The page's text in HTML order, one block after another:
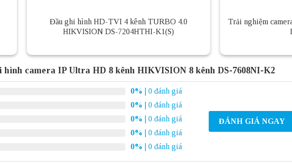
Đầu ghi hình HD-TVI 4 kênh TURBO 4.0
HIKVISION DS-7204HTHI-K1(S)
Trải nghiệm
camera IP Ultra HD 8 kênh HIKVISION 8 kênh DS-7608NI-K2
0%
| 0 đánh giá
0%
| 0 đánh giá
0%
| 0 đánh giá
0%
| 0 đánh giá
0% | 0 đánh giá
ĐÁNH GIÁ NGAY